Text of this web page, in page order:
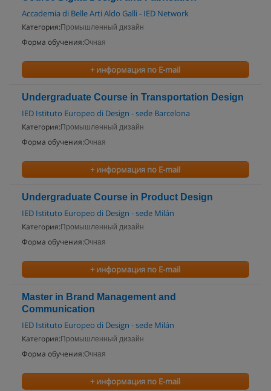
Accademia di Belle Arti Aldo Galli - IED Network
Категория: Промышленный дизайн
Форма обучения:Очная
+ информация по E-mail
Undergraduate Course in Transportation Design
IED Istituto Europeo di Design - sede Barcelona
Категория: Промышленный дизайн
Форма обучения:Очная
+ информация по E-mail
Undergraduate Course in Product Design
IED Istituto Europeo di Design - sede Milán
Категория: Промышленный дизайн
Форма обучения:Очная
+ информация по E-mail
Master in Brand Management and
Communication
IED Istituto Europeo di Design - sede Milán
Категория: Промышленный дизайн
Форма обучения:Очная
+ информация по E-mail